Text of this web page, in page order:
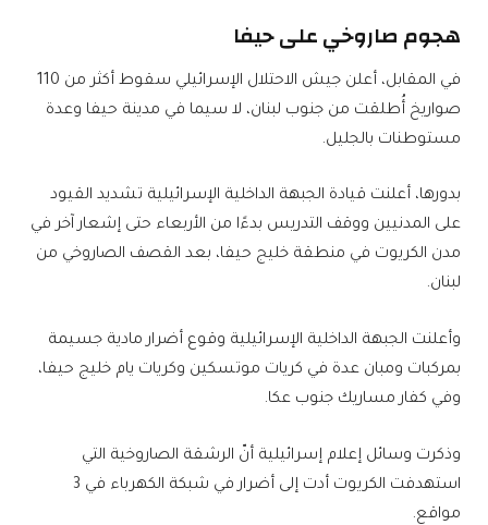
هجوم صاروخي على حيفا
في المقابل، أعلن جيش الاحتلال الإسرائيلي سقوط أكثر من 110
صواريخ أُطلقت من جنوب لبنان، لا سيما في مدينة حيفا وعدة
مستوطنات بالجليل.
بدورها، أعلنت قيادة الجبهة الداخلية الإسرائيلية تشديد القيود
على المدنيين ووقف التدريس بدءًا من الأربعاء حتى إشعار آخر في
مدن الكريوت في منطقة خليج حيفا، بعد القصف الصاروخي من
لبنان.
وأعلنت الجبهة الداخلية الإسرائيلية وقوع أضرار مادية جسيمة
بمركبات ومبان عدة في كريات موتسكين وكريات يام خليج حيفا،
وفي كفار مساريك جنوب عكا.
وذكرت وسائل إعلام إسرائيلية أنّ الرشقة الصاروخية التي
استهدفت الكريوت أدت إلى أضرار في شبكة الكهرباء في 3
مواقع.